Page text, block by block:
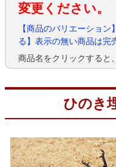
変更ください。
【商品のバリエーショ
る】表示の無い商品は完
商品名をクリックすると
ひのき